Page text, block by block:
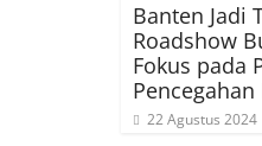
Banten Jadi
Roadshow
Fokus pada
22 Agustus 2024